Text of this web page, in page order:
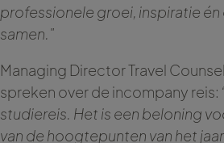
professionele groei, inspiratie
samen."
Managing Director Travel
spreken over de incompany reis:
studiereis. Het is een beloning
van de hoogtepunten van het